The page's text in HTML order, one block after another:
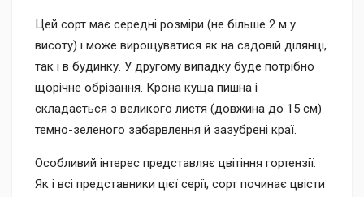
Цей сорт має середні розміри (не більше 2 м у
висоту) і може вирощуватися як на садовій ділянці,
так і в будинку. У другому випадку буде потрібно
щорічне обрізання. Крона куща пишна і
складається з великого листя (довжина до 15 см)
темно-зеленого забарвлення й зазубрені краї.
Особливий інтерес представляє цвітіння гортензії.
Як і всі представники цієї серії, сорт починає цвісти